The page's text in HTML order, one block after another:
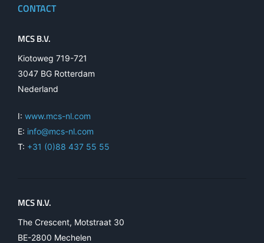
CONTACT
MCS B.V.
Kiotoweg 719-721
3047 BG Rotterdam
Nederland
I: www.mcs-nl.com
E: info@mcs-nl.com
T: +31 (0)88 437 55 55
MCS N.V.
The Crescent, Motstraat 30
BE-2800 Mechelen